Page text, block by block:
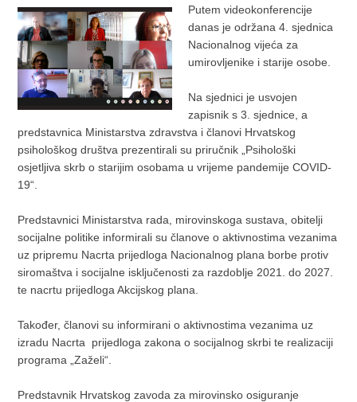
Putem videokonferencije
danas je održana 4. sjednica
Nacionalnog vijeća za
umirovljenike i starije osobe.
Na sjednici je usvojen
zapisnik s 3. sjednice, a
predstavnica Ministarstva zdravstva i članovi Hrvatskog
psihološkog društva prezentirali su priručnik „Psihološki
osjetljiva skrb o starijim osobama u vrijeme pandemije COVID-
19“.
Predstavnici Ministarstva rada, mirovinskoga sustava, obitelji
socijalne politike informirali su članove o aktivnostima vezanima
uz pripremu Nacrta prijedloga Nacionalnog plana borbe protiv
siromaštva i socijalne isključenosti za razdoblje 2021. do 2027.
te nacrtu prijedloga Akcijskog plana.
Također, članovi su informirani o aktivnostima vezanima uz
izradu Nacrta prijedloga zakona o socijalnog skrbi te realizaciji
programa „Zaželi“.
Predstavnik Hrvatskog zavoda za mirovinsko osiguranje